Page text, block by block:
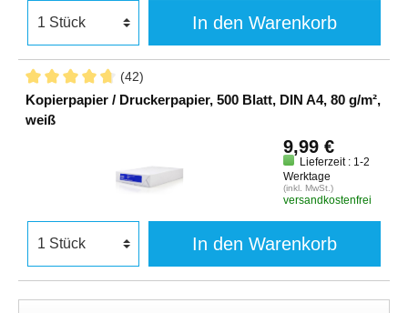
In den Warenkorb
(42)
Kopierpapier / Druckerpapier, 500 Blatt, DIN A4, 80 g/m²,
weiß
9,99 €
Lieferzeit : 1-2
Werktage
(inkl. MwSt.)
versandkostenfrei
In den Warenkorb